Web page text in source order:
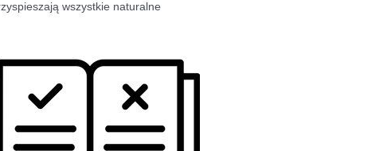
wszystkie naturalne